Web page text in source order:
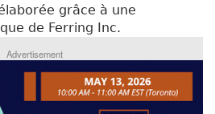
grâce à une
de Ferring Inc.
Advertisement